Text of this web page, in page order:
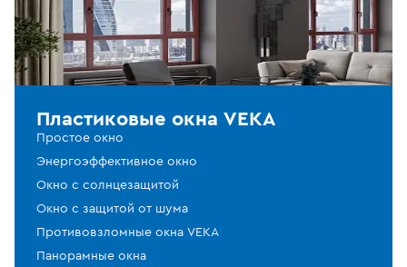
Пластиковые окна VEKA
Простое окно
Энергоэффективное окно
Окно с солнцезащитой
Окно с защитой от шума
Противовзломные окна VEKA
Панорамные окна